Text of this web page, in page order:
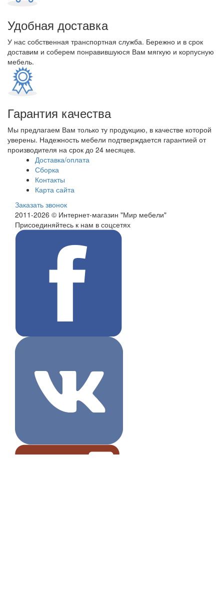
Удобная доставка
У нас собственная транспортная служба. Бережно и в срок
доставим и соберем понравившуюся Вам мягкую и корпусную
мебель.
Гарантия качества
Мы предлагаем Вам только ту продукцию, в качестве которой
уверены. Надежность мебели подтверждается гарантией от
производителя на срок до 24 месяцев.
Доставка/оплата
Сборка
Контакты
Карта сайта
Заказать звонок
2011-2026 © Интернет-магазин "Мир мебели"
Присоединяйтесь к нам в соцсетях